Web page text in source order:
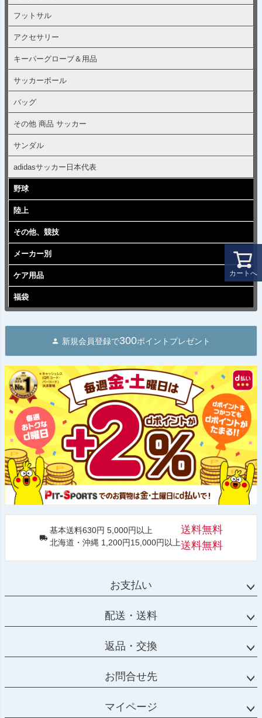
カートへ
フットサル
アクセサリー
キーパーグローブ＆用品
サッカーボール
バッグ
その他 商品 サッカー
サンダル
adidasサッカー日本代表
野球
陸上
その他、競技
メーカー別
ケア用品
福袋
新規会員登録で300ポイントプレゼント
基本送料630円 5,000円以上
北海道・沖縄 1,200円15,000円以上
送料無料
送料無料
お支払い
配送・送料
返品・交換
お問合せ先
マイページ